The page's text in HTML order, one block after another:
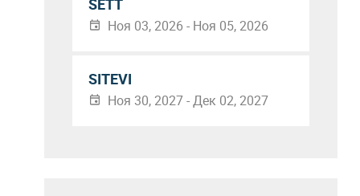
SETT
Ноя 03, 2026 - Ноя 05, 2026
SITEVI
Ноя 30, 2027 - Дек 02, 2027